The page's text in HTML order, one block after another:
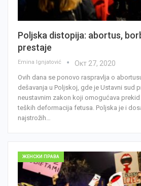
Poljska distopija: abortus,
prestaje
Emina Ignjatović Окт 27, 2020
Ovih dana se ponovo raspravlja o
dešavanja u Poljskoj, gde je Ustavni sud
neustavnim zakon koji omogućava
teških deformacija fetusa. Poljska je i
najstrožih…
ЖЕНСКИ ПРАВА